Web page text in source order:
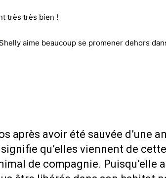
très très bien !
Shelly aime beaucoup se promener dehors
après avoir été sauvée d’une
qu’elles viennent de
de compagnie. Puisqu’elle